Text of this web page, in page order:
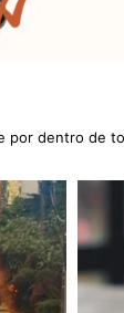
por dentro de